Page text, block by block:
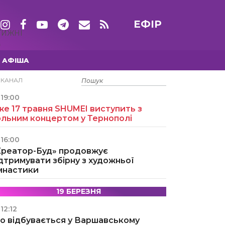
ЕФІР
АФІША
15 ТРАВНЯ
19:00
17 травня SHUMEI виступить з
концертом у Тернополі
16:00
Буд» продовжує
збірну з художньої
19 БЕРЕЗНЯ
12:12
відбувається у Варшавському